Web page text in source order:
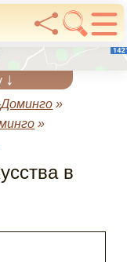
↓
»
»
в